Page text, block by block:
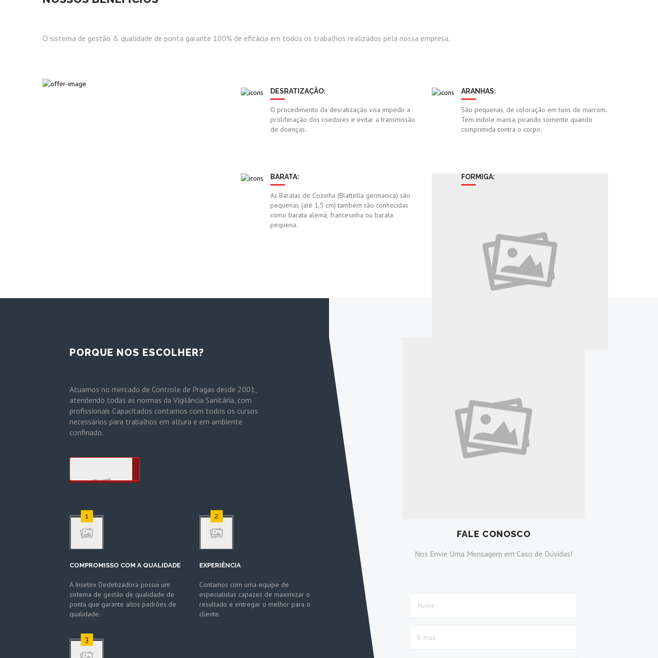
O sistema de gestão & qualidade de ponta garante 100% de eficácia em todos os trabalhos realizados pela nossa empresa.
DESRATIZAÇÃO:
O procedimento da desratização visa impedir a
proliferação dos roedores e evitar a transmissão
de doenças.
ARANHAS:
São pequenas, de coloração em tons de marrom.
Tem índole mansa, picando somente quando
comprimida contra o corpo.
BARATA:
As Baratas de Cozinha (Blattella germanica) são
pequenas (até 1,5 cm) também são conhecidas
como barata alemã, francesinha ou barata
pequena.
FORMIGA:
PORQUE NOS ESCOLHER?
Atuamos no mercado de Controle de Pragas desde 2001,
atendendo todas as normas da Vigilância Sanitária, com
profissionais Capacitados contamos com todos os cursos
necessários para trabalhos em altura e em ambiente
confinado.
1
COMPROMISSO COM A QUALIDADE
A Insetex Dedetizadora possui um
sistema de gestão de qualidade de
ponta que garante altos padrões de
qualidade.
2
EXPERIÊNCIA
Contamos com uma equipe de
especialistas capazes de maximizar o
resultado e entregar o melhor para o
cliente.
3
FALE CONOSCO
Nos Envie Uma Mensagem em Caso de Dúvidas!